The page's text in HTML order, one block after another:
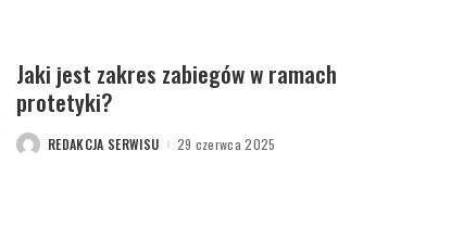
Jaki jest zakres zabiegów w ramach
protetyki?
POSTEDREDAKCJA SERWISU 29 czerwca 2025